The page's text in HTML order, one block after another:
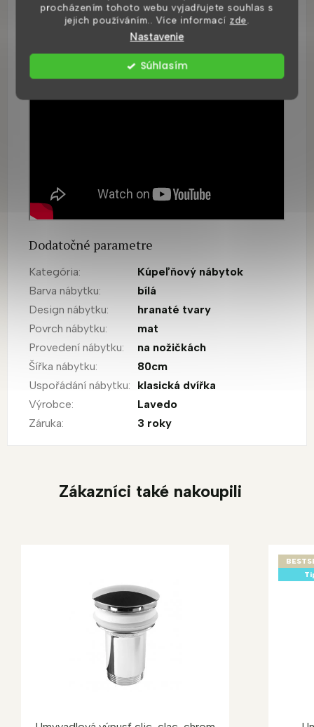
procházením tohoto webu vyjadřujete souhlas s
jejich používáním.. Více informací zde
Nastavenie
Súhlasím
Dodatočné parametre
Kategória:
Kúpeľňový nábytok
Barva nábytku:
bílá
Design nábytku:
hranaté tvary
Povrch nábytku:
mat
Provedení nábytku:
na nožičkách
Šířka nábytku:
80cm
Uspořádání nábytku:
klasická dvířka
Výrobce:
Lavedo
Záruka: 3 roky
Zákazníci také nakoupili